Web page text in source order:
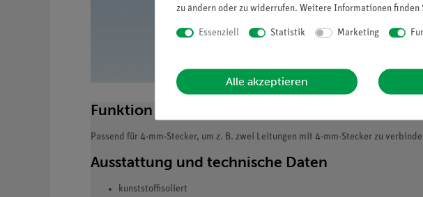
Funktion und Verwendung
Passend für 4-mm-Stecker, um z. B. zwei Leitungen mit 4-mm-Stecker zu
Ausstattung und technische Daten
kunststoffisoliert
zu ändern oder zu widerrufen. Weitere Informationen finden
Essenziell Statistik Marketing
Alle akzeptieren